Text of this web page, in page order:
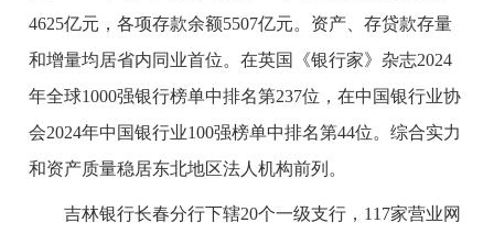
4625亿元，各项存款余额5507亿元。资产、存贷款存量
和增量均居省内同业首位。在英国《银行家》杂志2024
年全球1000强银行榜单中排名第237位，在中国银行业协
会2024年中国银行业100强榜单中排名第44位。综合实力
和资产质量稳居东北地区法人机构前列。
吉林银行长春分行下辖20个一级支行，117家营业网